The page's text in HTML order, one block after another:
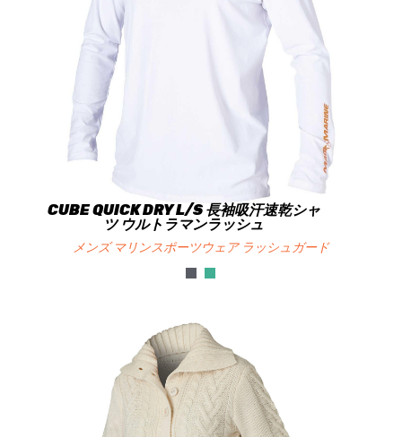
CUBE QUICK DRY L/S 長袖吸汗速乾シャ
ツ ウルトラマンラッシュ
メンズ マリンスポーツウェア ラッシュガード